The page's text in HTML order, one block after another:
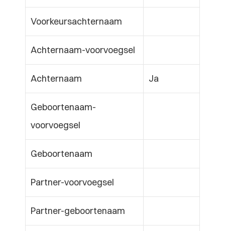
Voorkeursachternaam
Achternaam-voorvoegsel
Achternaam Ja
Geboortenaam-
voorvoegsel
Geboortenaam
Partner-voorvoegsel
Partner-geboortenaam